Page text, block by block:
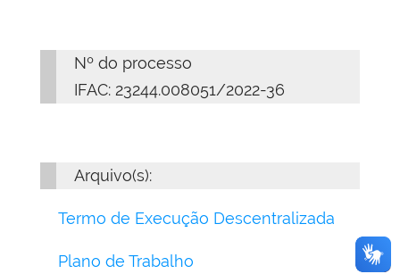
Nº do processo
IFAC: 23244.008051/2022-36
Arquivo(s):
Termo de Execução Descentralizada
Plano de Trabalho